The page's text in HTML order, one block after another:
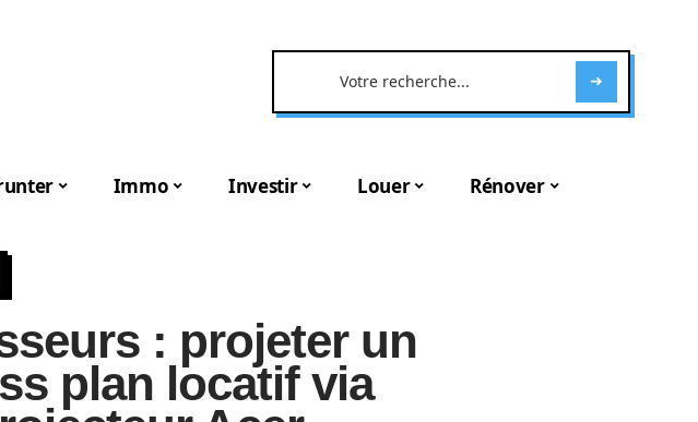
Immo Investir Louer Rénover
: projeter un
plan locatif via